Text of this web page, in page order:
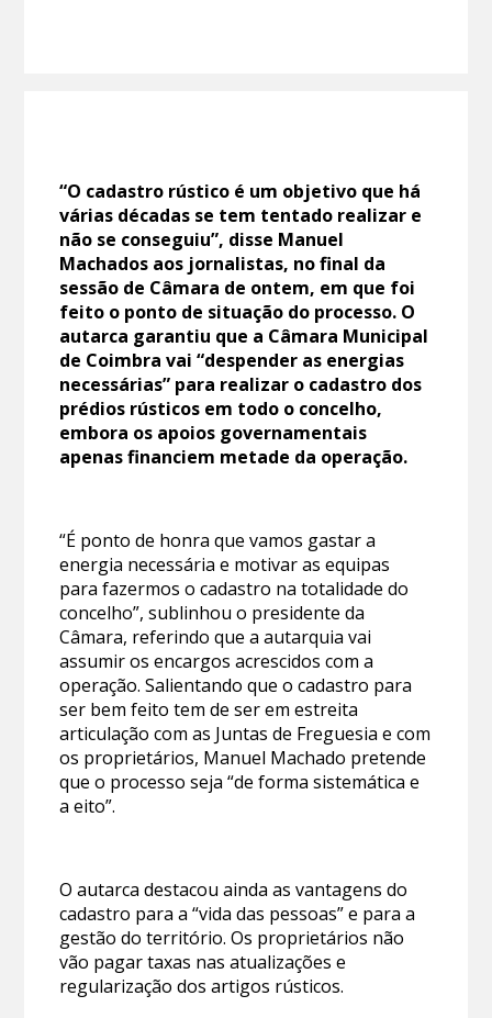
“O cadastro rústico é um objetivo que há
várias décadas se tem tentado realizar e
não se conseguiu”, disse Manuel
Machados aos jornalistas, no final da
sessão de Câmara de ontem, em que foi
feito o ponto de situação do processo. O
autarca garantiu que a Câmara Municipal
de Coimbra vai “despender as energias
necessárias” para realizar o cadastro dos
prédios rústicos em todo o concelho,
embora os apoios governamentais
apenas financiem metade da operação.
“É ponto de honra que vamos gastar a
energia necessária e motivar as equipas
para fazermos o cadastro na totalidade do
concelho”, sublinhou o presidente da
Câmara, referindo que a autarquia vai
assumir os encargos acrescidos com a
operação. Salientando que o cadastro para
ser bem feito tem de ser em estreita
articulação com as Juntas de Freguesia e com
os proprietários, Manuel Machado pretende
que o processo seja “de forma sistemática e
a eito”.
O autarca destacou ainda as vantagens do
cadastro para a “vida das pessoas” e para a
gestão do território. Os proprietários não
vão pagar taxas nas atualizações e
regularização dos artigos rústicos.